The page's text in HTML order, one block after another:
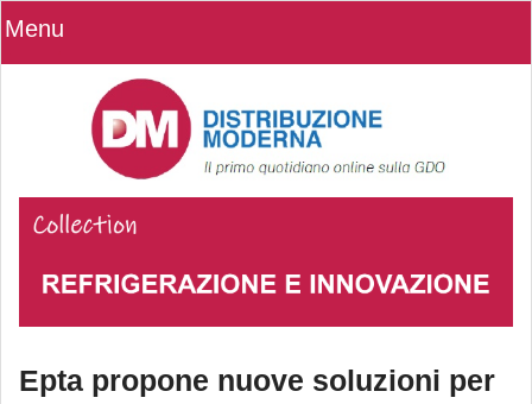
Menu
Epta propone nuove soluzioni per